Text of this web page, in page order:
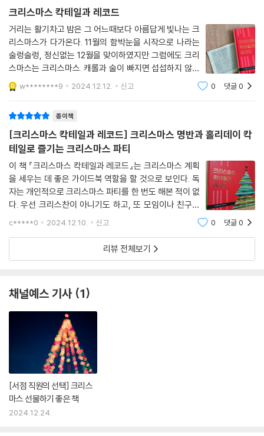
크리스마스 칵테일과 레코드
거리는 활기차고 밤은 그 어느때보다 아름답게 빛나는 크
리스마스가 다가온다. 11월의 함박눈을 시작으로 나라는
술렁술렁, 정신없는 12월을 맞이하였지만 그럼에도 크리
스마스는 크리스마스. 캐롤과 술이 빠지면 섭섭하지 않겠
는가! 이 책은 크리스마스를 더욱 흥겹게 만들어 줄 추천
레코드와 칵테일 레시피가 담겨있다.1949년부터 2021
w********9 2024.12.12. 신고 0 댓글0
종이책
[크리스마스 칵테일과 레코드] 크리스마스 명반과 홀리데이 칵
테일로 즐기는 크리스마스 파티
이 책 『크리스마스 칵테일과 레코드』는 크리스마스 계획
을 세우는 데 좋은 가이드북 역할을 할 것으로 보인다. 독
자는 개인적으로 크리스마스 파티를 한 번도 해본 적이 없
다. 우선 크리스찬이 아니기도 하고, 또 모임이나 친구들
끼리 회식 자리를 가지긴 했지만, 이른바 '서양식 파티'는
집에서 가족과 함께 보낼 때도 음식을
c*****0 2024.12.10. 신고 0 댓글0
리뷰 전체보기
채널예스 기사 1
[서점 직원의 선택] 크리스
마스 선물하기 좋은 책
2024.12.24.